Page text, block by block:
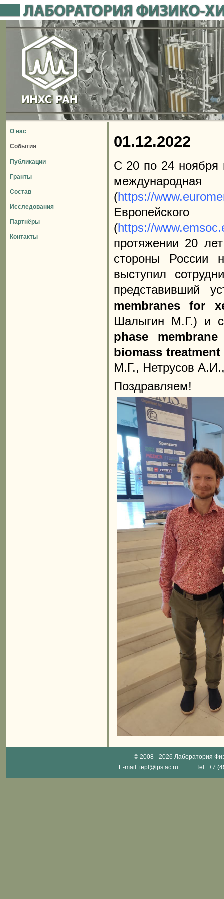
О нас
События
Публикации
Гранты
Состав
Исследования
Партнёры
Контакты
01.12.2022
C 20 по 24 ноября
(https://
(https://
протяжении 20
стороны России
выступил
представивший
membranesfor
Шалыгин М.Г.) и
phase
biomass
М.Г., Нетрусов
Поздравляем!
© 2008 - 2026 Лаборатория
E-mail: tepl@ips.ac.ru Tel.: +7